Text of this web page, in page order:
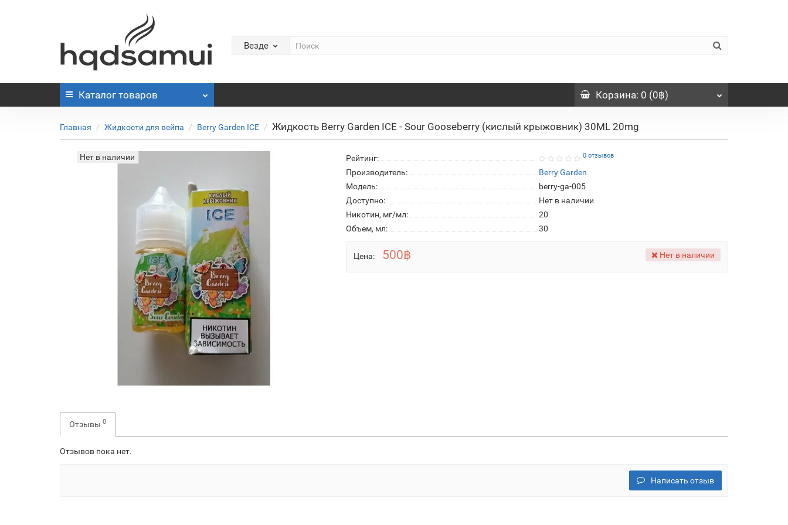
Везде
Каталог товаров Корзина: 0 (0฿)
Главная Жидкости для вейпа Berry Garden ICE Жидкость Berry Garden ICE - Sour Gooseberry (кислый крыжовник) 30ML 20mg
Нет в наличии Рейтинг: 0 отзывов
Производитель:
Berry Garden
Модель:
berry-ga-005
Доступно:
Нет в наличии
Никотин, мг/мл:
20
Объем, мл:
30
Цена: 500฿ Нет в наличии
Отзывы 0
Отзывов пока нет.
Написать отзыв